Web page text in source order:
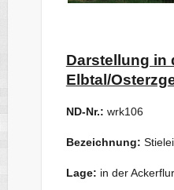
Darstellung in
Elbtal/
ND-Nr.: wrk106
Bezeichnung:
Lage: in der